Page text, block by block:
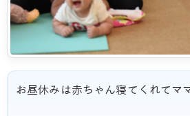
お昼休みは赤ちゃん寝てくれてマ